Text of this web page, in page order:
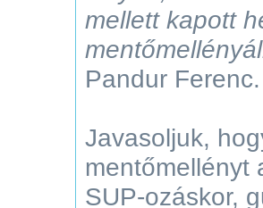
mellett kapott
Pandur Ferenc.
Javasoljuk,
mentőmellényt
SUP-ozáskor,